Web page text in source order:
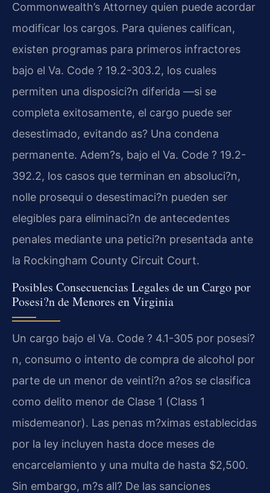
Commonwealth’s Attorney quien puede acordar
modificar los cargos. Para quienes califican,
existen programas para primeros infractores
bajo el Va. Code ? 19.2-303.2, los cuales
permiten una disposici?n diferida —si se
completa exitosamente, el cargo puede ser
desestimado, evitando as? Una condena
permanente. Adem?s, bajo el Va. Code ? 19.2-
392.2, los casos que terminan en absoluci?n,
nolle prosequi o desestimaci?n pueden ser
elegibles para eliminaci?n de antecedentes
penales mediante una petici?n presentada ante
la Rockingham County Circuit Court.
Posibles Consecuencias Legales de un Cargo por
Posesi?n de Menores en Virginia
Un cargo bajo el Va. Code ? 4.1-305 por posesi?
n, consumo o intento de compra de alcohol por
parte de un menor de veinti?n a?os se clasifica
como delito menor de Clase 1 (Class 1
misdemeanor). Las penas m?ximas establecidas
por la ley incluyen hasta doce meses de
encarcelamiento y una multa de hasta $2,500.
Sin embargo, m?s all? De las sanciones